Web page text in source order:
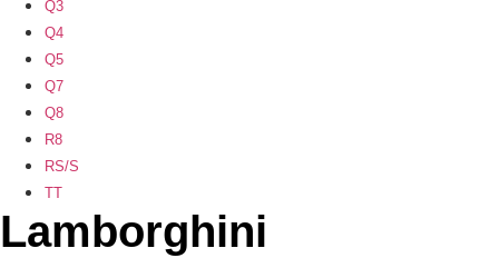
Q3
Q4
Q5
Q7
Q8
R8
RS/S
TT
Lamborghini